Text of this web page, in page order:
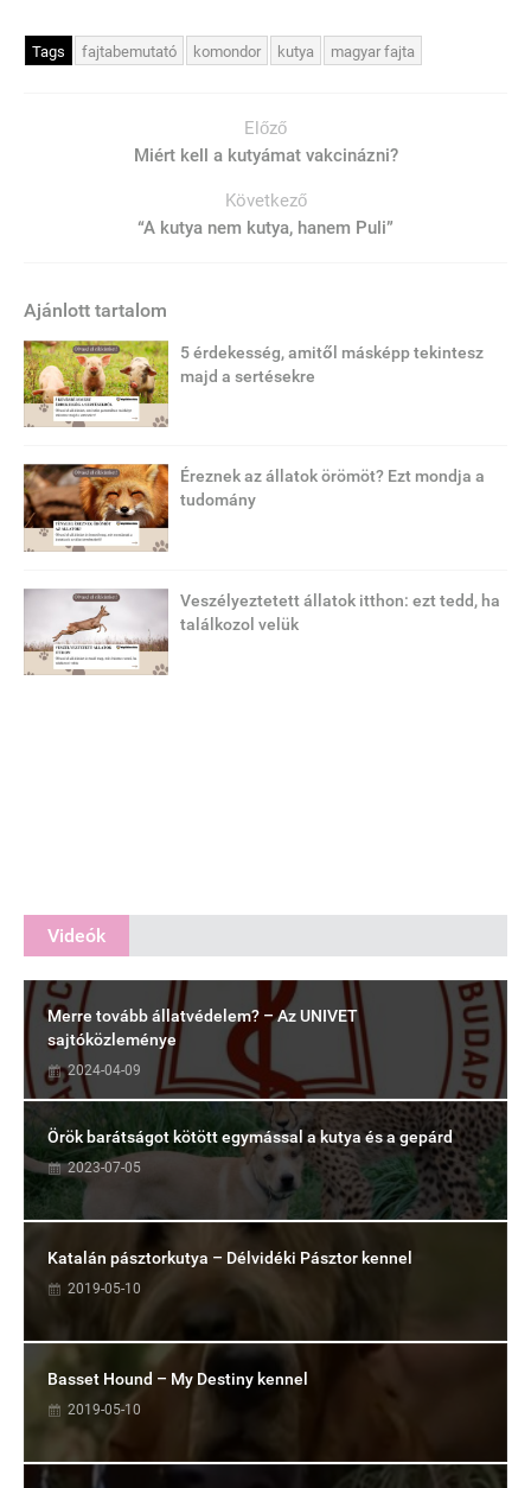
Tags fajtabemutató komondor kutya magyar fajta
Előző
Miért kell a kutyámat vakcinázni?
Következő
“A kutya nem kutya, hanem Puli”
Ajánlott tartalom
5 érdekesség, amitől másképp tekintesz
majd a sertésekre
Éreznek az állatok örömöt? Ezt mondja a
tudomány
Veszélyeztetett állatok itthon: ezt tedd, ha
találkozol velük
Videók
Merre tovább állatvédelem? – Az UNIVET
sajtóközleménye
2024-04-09
Örök barátságot kötött egymással a kutya és a gepárd
2023-07-05
Katalán pásztorkutya – Délvidéki Pásztor kennel
2019-05-10
Basset Hound – My Destiny kennel
2019-05-10